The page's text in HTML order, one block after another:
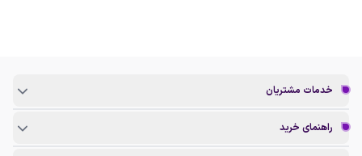
خدمات مشتریان
راهنمای خرید